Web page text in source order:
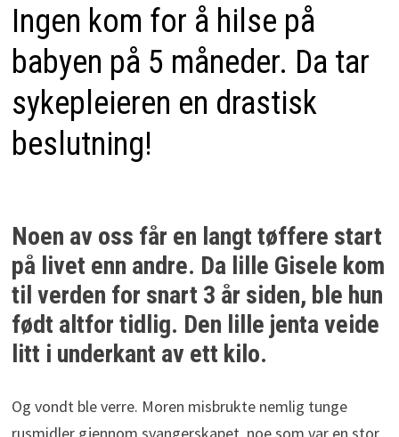
Ingen kom for å hilse på
babyen på 5 måneder. Da tar
sykepleieren en drastisk
beslutning!
Noen av oss får en langt tøffere start
på livet enn andre. Da lille Gisele kom
til verden for snart 3 år siden, ble hun
født altfor tidlig. Den lille jenta veide
litt i underkant av ett kilo.
Og vondt ble verre. Moren misbrukte nemlig tunge